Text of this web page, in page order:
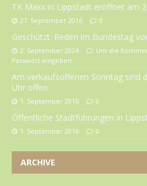
TK Maxx in Lippstadt eröffnet am
27. September 2016 0
Geschützt: Reden im Bundestag
2. September 2024
Um die
Passwort eingeben.
Am verkaufsoffenen Sonntag sind
Uhr offen
1. September 2016 0
Öffentliche Stadtführungen in
1. September 2016 0
ARCHIVE